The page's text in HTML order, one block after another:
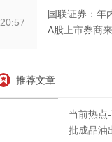
20:57
国联证券：年
A股上市券商
推荐文章
当前热点
批成品油